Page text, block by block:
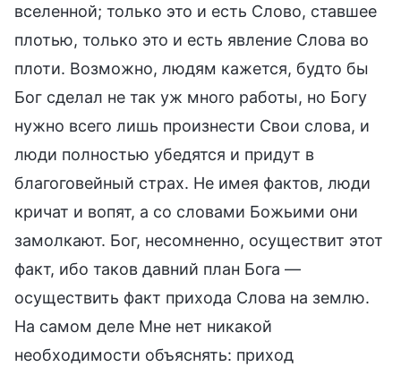
вселенной; только это и есть Слово, ставшее
плотью, только это и есть явление Слова во
плоти. Возможно, людям кажется, будто бы
Бог сделал не так уж много работы, но Богу
нужно всего лишь произнести Свои слова, и
люди полностью убедятся и придут в
благоговейный страх. Не имея фактов, люди
кричат и вопят, а со словами Божьими они
замолкают. Бог, несомненно, осуществит этот
факт, ибо таков давний план Бога —
осуществить факт прихода Слова на землю.
На самом деле Мне нет никакой
необходимости объяснять: приход